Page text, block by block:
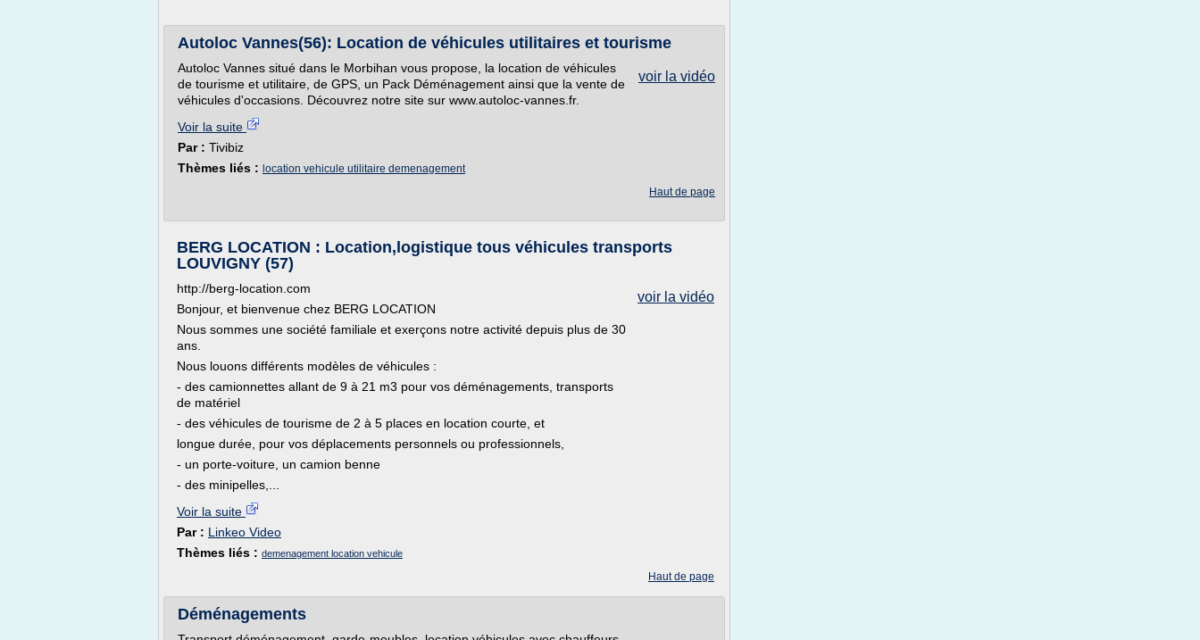
Autoloc Vannes(56): Location de véhicules utilitaires et tourisme
voir la vidéo
Autoloc Vannes situé dans le Morbihan vous propose, la location de véhicules
de tourisme et utilitaire, de GPS, un Pack Déménagement ainsi que la vente de
véhicules d'occasions. Découvrez notre site sur www.autoloc-vannes.fr.
Voir la suite
Par : Tivibiz
Thèmes liés : location vehicule utilitaire demenagement
Haut de page
BERG LOCATION : Location,logistique tous véhicules transports
LOUVIGNY (57)
voir la vidéo
http://berg-location.com
Bonjour, et bienvenue chez BERG LOCATION
Nous sommes une société familiale et exerçons notre activité depuis plus de 30
ans.
Nous louons différents modèles de véhicules :
- des camionnettes allant de 9 à 21 m3 pour vos déménagements, transports
de matériel
- des véhicules de tourisme de 2 à 5 places en location courte, et
longue durée, pour vos déplacements personnels ou professionnels,
- un porte-voiture, un camion benne
- des minipelles,...
Voir la suite
Par : Linkeo Video
Thèmes liés : demenagement location vehicule
Haut de page
Déménagements